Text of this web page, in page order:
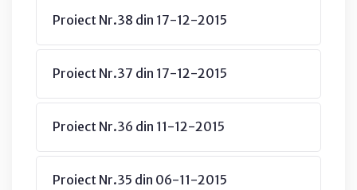
Proiect Nr.38 din 17-12-2015
Proiect Nr.37 din 17-12-2015
Proiect Nr.36 din 11-12-2015
Proiect Nr.35 din 06-11-2015